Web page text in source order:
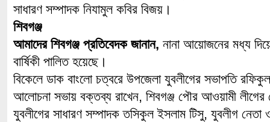
সাধারণ সম্পাদক নিযামুল কবির বিজয়।
শিবগঞ্জ
আমাদের শিবগঞ্জ প্রতিবেদক জানান, নানা আয়োজনের মধ্য দিয়ে
বার্ষিকী পালিত হয়েছে।
বিকেলে ডাক বাংলো চত্বরে উপজেলা যুবলীগের সভাপতি
আলোচনা সভায় বক্তব্য রাখেন, শিবগঞ্জ পৌর আওয়ামী লীগের
যুবলীগের সাধারণ সম্পাদক তসিকুল ইসলাম টিসু, যুবলীগ